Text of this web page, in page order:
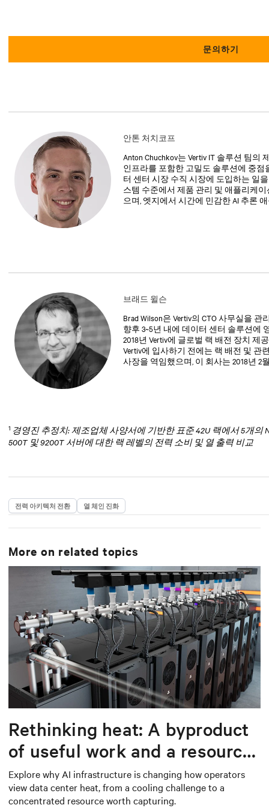
문의하기
안톤 처치코프
Anton Chuchkov는 Vertiv IT 솔루션 팀
인프라를 포함한 고밀도 솔루션에 중
터 센터 시장 수직 시장에 도입하는 일
스템 수준에서 제품 관리 및 애플리케
으며, 엣지에서 시간에 민감한 AI 추론
브래드 윌슨
Brad Wilson은 Vertiv의 CTO 사무실을
향후 3~5년 내에 데이터 센터 솔루션에
2018년 Vertiv에 글로벌 랙 배전 장치 제
Vertiv에 입사하기 전에는 랙 배전 및 관
사장을 역임했으며, 이 회사는 2018년 2
1 경영진 추정치: 제조업체 사양서에 기반한 표준 42U 랙에서 5개의
500T 및 9200T 서버에 대한 랙 레벨의 전력 소비 및 열 출력 비교
전력 아키텍처 전환 열 체인 진화
More on related topics
Rethinking heat: A byproduct
of useful work and a resource
worth capturing
Explore why AI infrastructure is changing how operators
view data center heat, from a cooling challenge to a
concentrated resource worth capturing.